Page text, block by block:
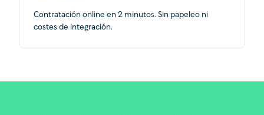
Contratación online en 2 minutos. Sin papeleo ni
costes de integración.